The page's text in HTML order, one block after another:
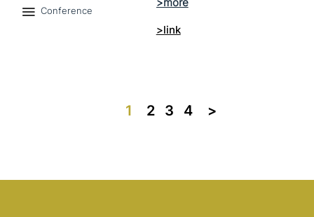
Conference
>link
1 2 3 4 >>